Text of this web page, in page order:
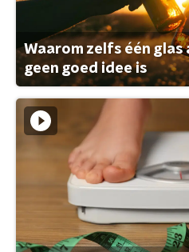
Waarom zelfs één
geen goed idee is